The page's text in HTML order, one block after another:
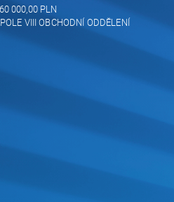
000,00 PLN
VIII OBCHODNÍ ODDĚLENÍ